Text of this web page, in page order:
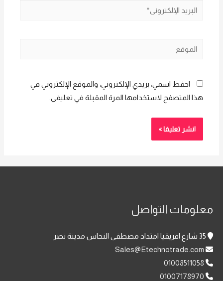
البريد
الموقع
احفظ اسمي، بريدي الإلكتروني، والموقع الإلكتروني في
هذا المتصفح لاستخدامها المرة المقبلة في تعليقي.
معلومات التواصل
01008511058
01007178970